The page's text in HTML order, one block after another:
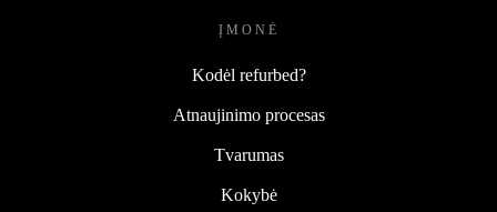
ĮMONĖ
Kodėl refurbed?
Atnaujinimo procesas
Tvarumas
Kokybė